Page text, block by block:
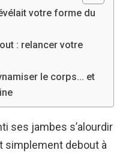
votre forme du
: relancer votre
le corps… et
ses jambes s’alourdir
simplement debout à